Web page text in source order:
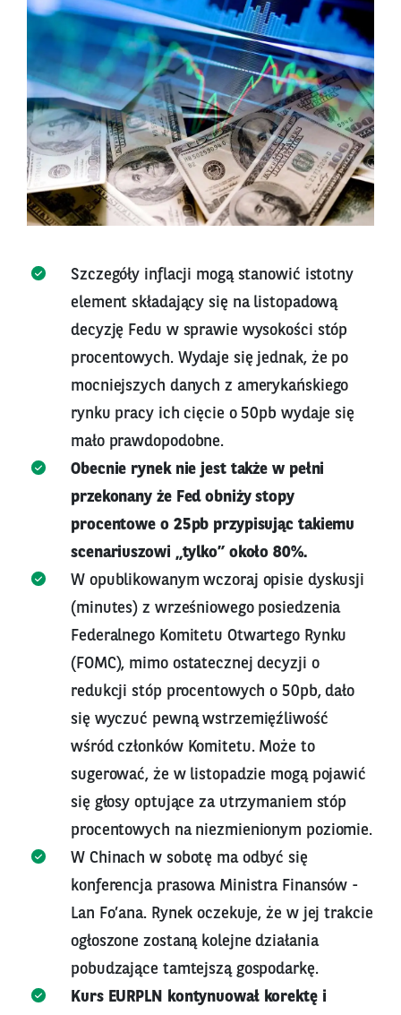
Szczegóły inflacji mogą stanowić istotny
element składający się na listopadową
decyzję Fedu w sprawie wysokości stóp
procentowych. Wydaje się jednak, że po
mocniejszych danych z amerykańskiego
rynku pracy ich cięcie o 50pb wydaje się
mało prawdopodobne.
Obecnie rynek nie jest także w pełni
przekonany że Fed obniży stopy
procentowe o 25pb przypisując takiemu
scenariuszowi „tylko” około 80%.
W opublikowanym wczoraj opisie dyskusji
(minutes) z wrześniowego posiedzenia
Federalnego Komitetu Otwartego Rynku
(FOMC), mimo ostatecznej decyzji o
redukcji stóp procentowych o 50pb, dało
się wyczuć pewną wstrzemięźliwość
wśród członków Komitetu. Może to
sugerować, że w listopadzie mogą pojawić
się głosy optujące za utrzymaniem stóp
procentowych na niezmienionym poziomie.
W Chinach w sobotę ma odbyć się
konferencja prasowa Ministra Finansów -
Lan Fo’ana. Rynek oczekuje, że w jej trakcie
ogłoszone zostaną kolejne działania
pobudzające tamtejszą gospodarkę.
Kurs EURPLN kontynuował korektę i